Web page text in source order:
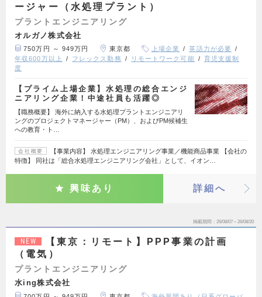
ージャー（水処理プラント）
プラントエンジニアリング
オルガノ株式会社
750万円 ～ 949万円 東京都 上場企業
英語力が必要
年収600万以上
フレックス勤務 リモートワーク可能
育児支援制
度
【プライム上場企業】水処理の総合エンジ
ニアリング企業！中途社員も活躍◎
【職務概要】 海外に納入する水処理プラントエンジニアリ
ングのプロジェクトマネージャー（PM）、およびPM候補生
への教育・ト…
会社概要
【事業内容】 水処理エンジニアリング事業／機能商品事業 【会社の
特徴】 同社は「総合水処理エンジニアリング会社」として、イオン…
興味あり 詳細へ
掲載期間 26/08/07～26/08/20
NEW
【東京：リモート】PPP事業の計画
（電気）
プラントエンジニアリング
水ing株式会社